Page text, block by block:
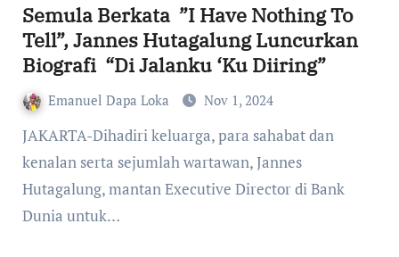
Semula Berkata ”I Have Nothing To
Tell”, Jannes Hutagalung Luncurkan
Biografi “Di Jalanku ‘Ku Diiring”
Emanuel Dapa Loka Nov 1, 2024
JAKARTA-Dihadiri keluarga, para sahabat dan
kenalan serta sejumlah wartawan, Jannes
Hutagalung, mantan Executive Director di Bank
Dunia untuk…